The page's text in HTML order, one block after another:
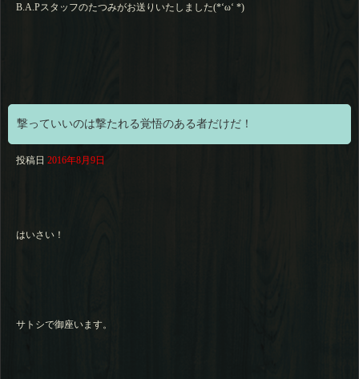
B.A.Pスタッフのたつみがお送りいたしました(*‘ω‘ *)
撃っていいのは撃たれる覚悟のある者だけだ！
投稿日 2016年8月9日
はいさい！
サトシで御座います。